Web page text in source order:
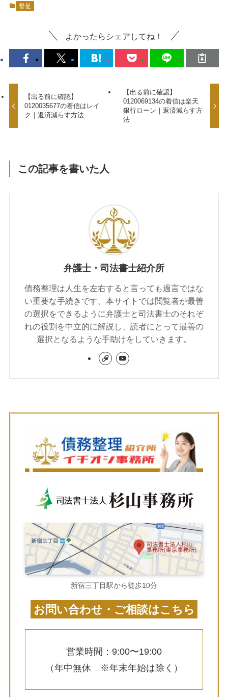
督促
よかったらシェアしてね！
【出る前に確認】
0120035677の着信はレイ
ク｜返済減らす方法
【出る前に確認】
0120069134の着信は楽天
銀行ローン｜返済減らす方
法
この記事を書いた人
弁護士・司法書士紹介所
債務整理は人生を左右すると言っても過言ではな
い重要な手続きです。本サイトでは閲覧者が最善
の選択をできるように弁護士と司法書士のそれぞ
れの役割を中立的に解説し、読者にとって最善の
選択となるような手助けをしていきます。
新宿三丁目駅から徒歩10分
お問い合わせ・ご相談はこちら
営業時間：9:00〜19:00
（年中無休 ※年末年始は除く）